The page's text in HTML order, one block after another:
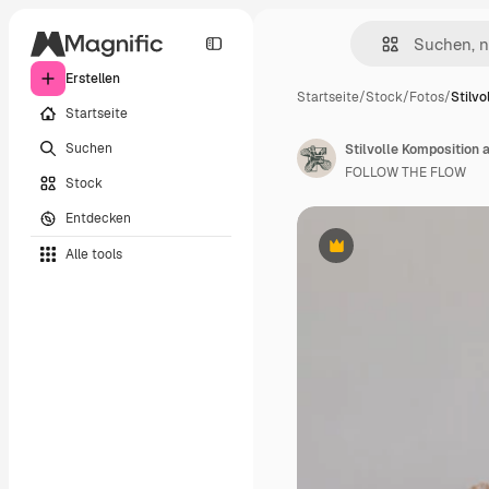
Erstellen
Startseite
Suchen
Stock
Entdecken
Alle tools
Startseite/Stock/Fotos/
Premium
FOLLOW THE FLOW